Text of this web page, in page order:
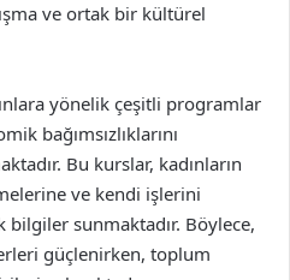
ve ortak bir kültürel
yönelik çeşitli programlar
bağımsızlıklarını
Bu kurslar, kadınların
ve kendi işlerini
bilgiler sunmaktadır. Böylece,
güçlenirken, toplum